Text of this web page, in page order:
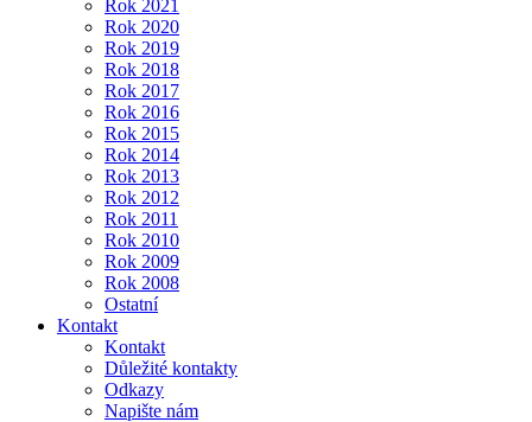
Rok 2021
Rok 2020
Rok 2019
Rok 2018
Rok 2017
Rok 2016
Rok 2015
Rok 2014
Rok 2013
Rok 2012
Rok 2011
Rok 2010
Rok 2009
Rok 2008
Ostatní
Kontakt
Kontakt
Důležité kontakty
Odkazy
Napište nám